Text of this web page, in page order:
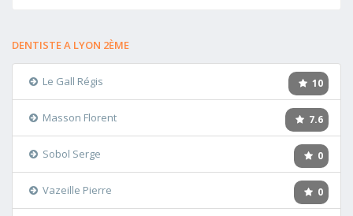
DENTISTE A LYON 2ÈME
10
Le Gall Régis
7.6
Masson Florent
0
Sobol Serge
0
Vazeille Pierre